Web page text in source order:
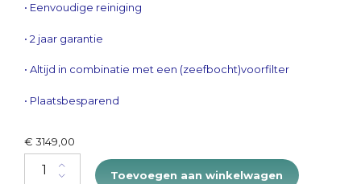
• Eenvoudige reiniging
• 2 jaar garantie
• Altijd in combinatie met een (zeefbocht)voorfilter
• Plaatsbesparend
€ 3149,00
Ultrabead 140 quantity
Toevoegen aan winkelwagen